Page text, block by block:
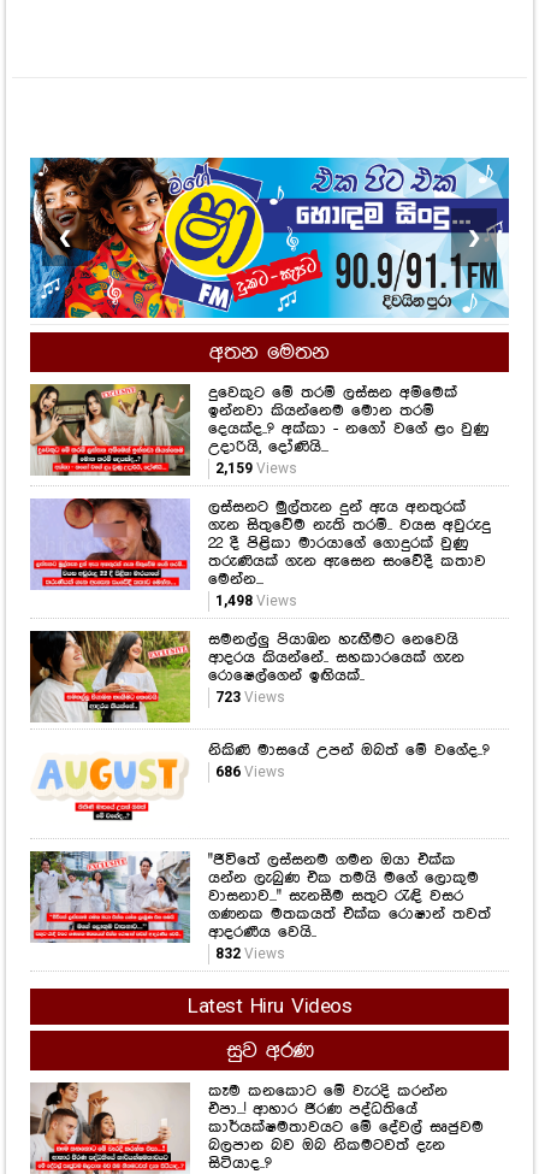
❮ ❯
අතන මෙතන
දුවෙකුට මේ තරම් ලස්සන අම්මෙක්
ඉන්නවා කියන්නෙම මොන තරම්
දෙයක්ද..? අක්කා - නගෝ වගේ ළං වුණු
උදාරියි, දෝණියි...
2,159Views
ලස්සනට මුල්තැන දුන් ඇය අනතුරක්
ගැන සිතුවේම නැති තරම්.. වයස අවුරුදු
22 දී පිළිකා මාරයාගේ ගොදුරක් වුණු
තරුණියක් ගැන ඇසෙන සංවේදී කතාව
මෙන්න...
1,498Views
සමනල්ලු පියාඹන හැඟීමට නෙවෙයි
ආදරය කියන්නේ.. සහකාරයෙක් ගැන
රොෂෙල්ගෙන් ඉඟියක්..
723Views
නිකිණි මාසයේ උපන් ඔබත් මේ වගේද..?
686Views
"ජීවිතේ ලස්සනම ගමන ඔයා එක්ක
යන්න ලැබුණ එක තමයි මගේ ලොකුම
වාසනාව..." සැනසීම සතුට රැඳි වසර
ගණනක මතකයත් එක්ක රොෂාන් තවත්
ආදරණීය වෙයි..
832Views
Latest Hiru Videos
සුව අරණ
කෑම කනකොට මේ වැරදි කරන්න
එපා...! ආහාර ජීරණ පද්ධතියේ
කාර්යක්ෂමතාවයට මේ දේවල් සෘජුවම
බලපාන බව ඔබ නිකමටවත් දැන
සිටියාද..?